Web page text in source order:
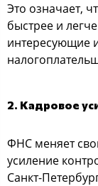
Это означает,
быстрее и
интересующие
2. Кадровое
ФНС меняет
усиление
Санкт-